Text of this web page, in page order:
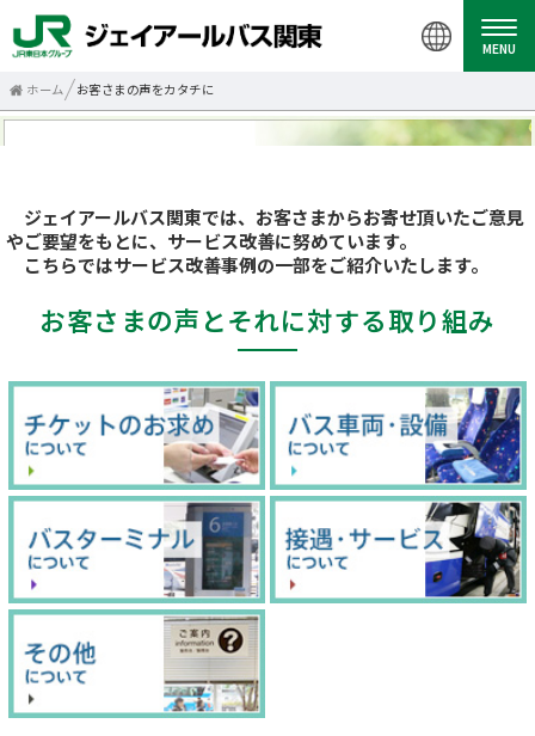
MENU
ホーム お客さまの声をカタチに
ジェイアールバス関東では、お客さまからお寄せ頂いたご意見
やご要望をもとに、サービス改善に努めています。
こちらではサービス改善事例の一部をご紹介いたします。
お客さまの声とそれに対する取り組み